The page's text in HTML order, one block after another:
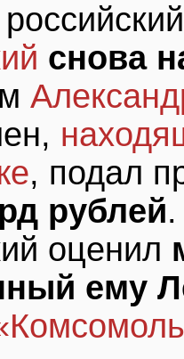
снова
, подал
рублей
оценил
ему